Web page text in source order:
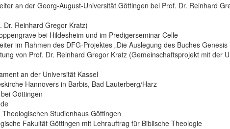
an der Georg-August-Universität Göttingen bei Prof. Dr. Reinhard
Dr. Reinhard Gregor Kratz)
bei Hildesheim und im Predigerseminar Celle
im Rahmen des DFG-Projektes „Die Auslegung des Buches
von Prof. Dr. Reinhard Gregor Kratz (Gemeinschaftsprojekt mit der
an der Universität Kassel
Hannovers in Barbis, Bad Lauterberg/Harz
Göttingen
Studienhaus Göttingen
Fakultät Göttingen mit Lehrauftrag für Biblische Theologie